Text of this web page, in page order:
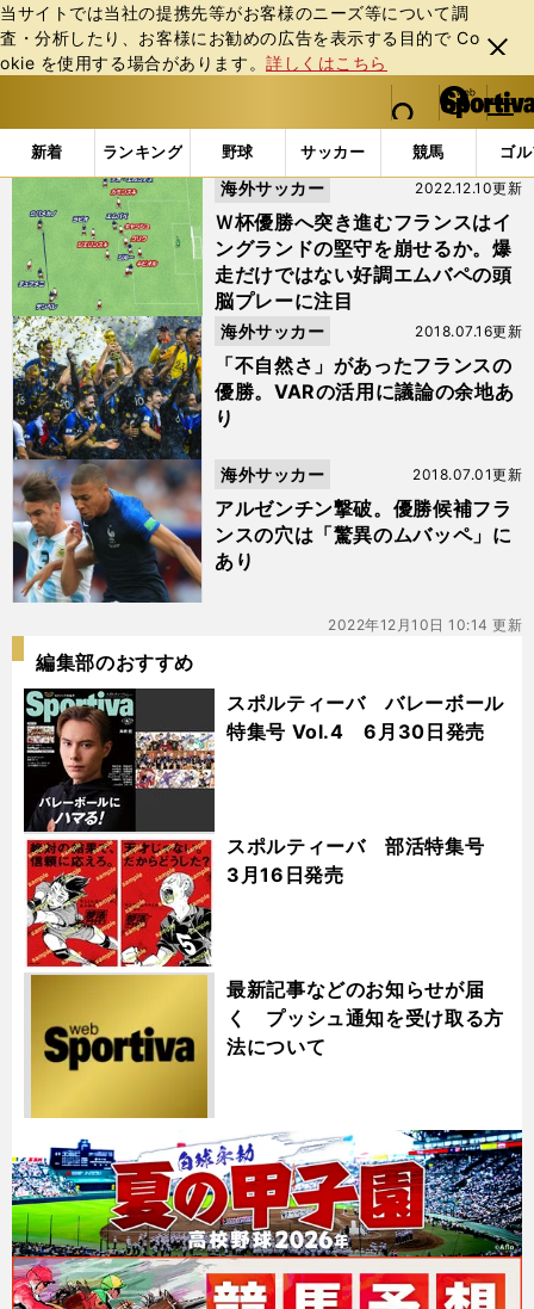
当サイトでは当社の提携先等がお客様のニーズ等について調
査・分析したり、お客様にお勧めの広告を表⽰する⽬的で Co
okie を使⽤する場合があります。詳しくはこちら
閉じ
る
web Sportiva (webスポルティーバ)
検索
マイペ
ー
ジ
メニュ
新着 ランキング 野球 サッカー 競馬 ゴ
b
ス
ル
ィ
ー
バ
「#オリビエ・ジルー」の最新ニュース・ 情報
Ｗ杯優勝へ突き進むフランスはイ
ングランドの堅守を崩せるか。爆
走だけではない好調エムバペの頭
脳プレーに注目
2022.12.10更新
海外サッカー
「不自然さ」があったフランスの
優勝。VARの活用に議論の余地あ
り
2018.07.16更新
海外サッカー
アルゼンチン撃破。優勝候補フラ
ンスの穴は「驚異のムバッペ」に
あり
2018.07.01更新
海外サッカー
2022年12月10日 10:14 更新
編集部のおすすめ
スポルティーバ バレーボール
特集号 Vol.4 6月30日発売
スポルティーバ 部活特集号
3月16日発売
最新記事などのお知らせが届
く プッシュ通知を受け取る方
法について